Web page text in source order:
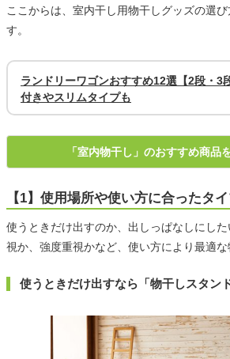
ここからは、室内干し用物干しグッズの選
す。
ランドリーワゴンおすすめ12選【2段・3
付きやスリムタイプも
「室内物干し」のおすすめ商品
【1】使用場所や使い方に合ったタ
使うときだけ出すのか、出しっぱなしにし
視か、強度重視かなど、使い方により最適な
使うときだけ出すなら「物干しスタンド